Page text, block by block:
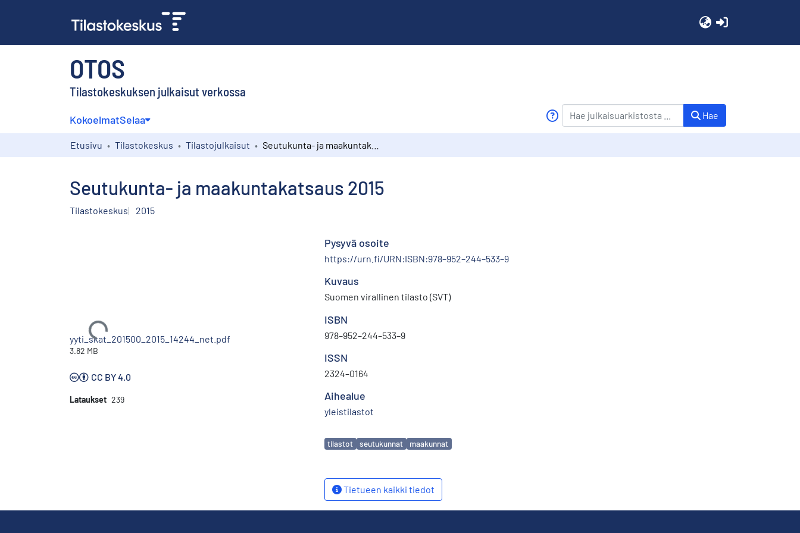
OTOS
Tilastokeskuksen julkaisut verkossa
KokoelmatSelaa Hae
Etusivu Tilastokeskus Tilastojulkaisut
Seutukunta- ja maakuntakatsaus 2015
Tilastokeskus 2015
Ladataan...
yyti_skat_201500_2015_14244_net.pdf
3.82 MB
CC BY 4.0
Lataukset 239
Pysyvä osoite
https://urn.fi/URN:ISBN:978–952–244–533–9
Kuvaus
Suomen virallinen tilasto (SVT)
ISBN
978–952–244–533–9
ISSN
2324–0164
Aihealue
yleistilastot
Avainsanat
tilastot seutukunnat maakunnat
Tietueen kaikki tiedot